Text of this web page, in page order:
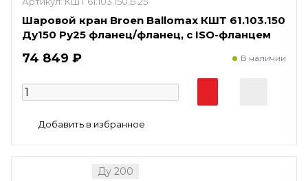
Шаровой кран Broen Ballomax КШТ 61.103.150
Ду150 Ру25 фланец/фланец, с ISO-фланцем
74 849 ₽ В наличии
Ду 200